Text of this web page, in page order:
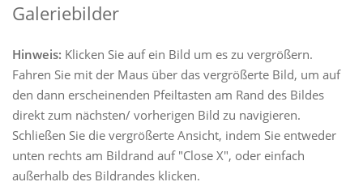
Galeriebilder
Hinweis: Klicken Sie auf ein Bild um es zu vergrößern.
Fahren Sie mit der Maus über das vergrößerte Bild, um auf
den dann erscheinenden Pfeiltasten am Rand des Bildes
direkt zum nächsten/ vorherigen Bild zu navigieren.
Schließen Sie die vergrößerte Ansicht, indem Sie entweder
unten rechts am Bildrand auf "Close X", oder einfach
außerhalb des Bildrandes klicken.